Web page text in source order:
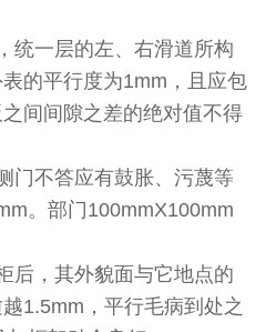
一层的左、右滑道所构
的平行度为1mm，且应包
间间隙之差的绝对值不得
不答应有鼓胀、污蔑等
。部门100mmX100mm
，其外貌面与它地点的
1.5mm，平行毛病到处之